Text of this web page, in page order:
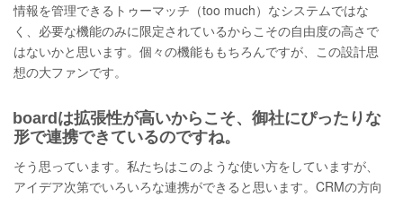
情報を管理できるトゥーマッチ（too much）なシステムではな
く、必要な機能のみに限定されているからこその自由度の高さで
はないかと思います。個々の機能ももちろんですが、この設計思
想の大ファンです。
boardは拡張性が高いからこそ、御社にぴったりな
形で連携できているのですね。
そう思っています。私たちはこのような使い方をしていますが、
アイデア次第でいろいろな連携ができると思います。CRMの方向